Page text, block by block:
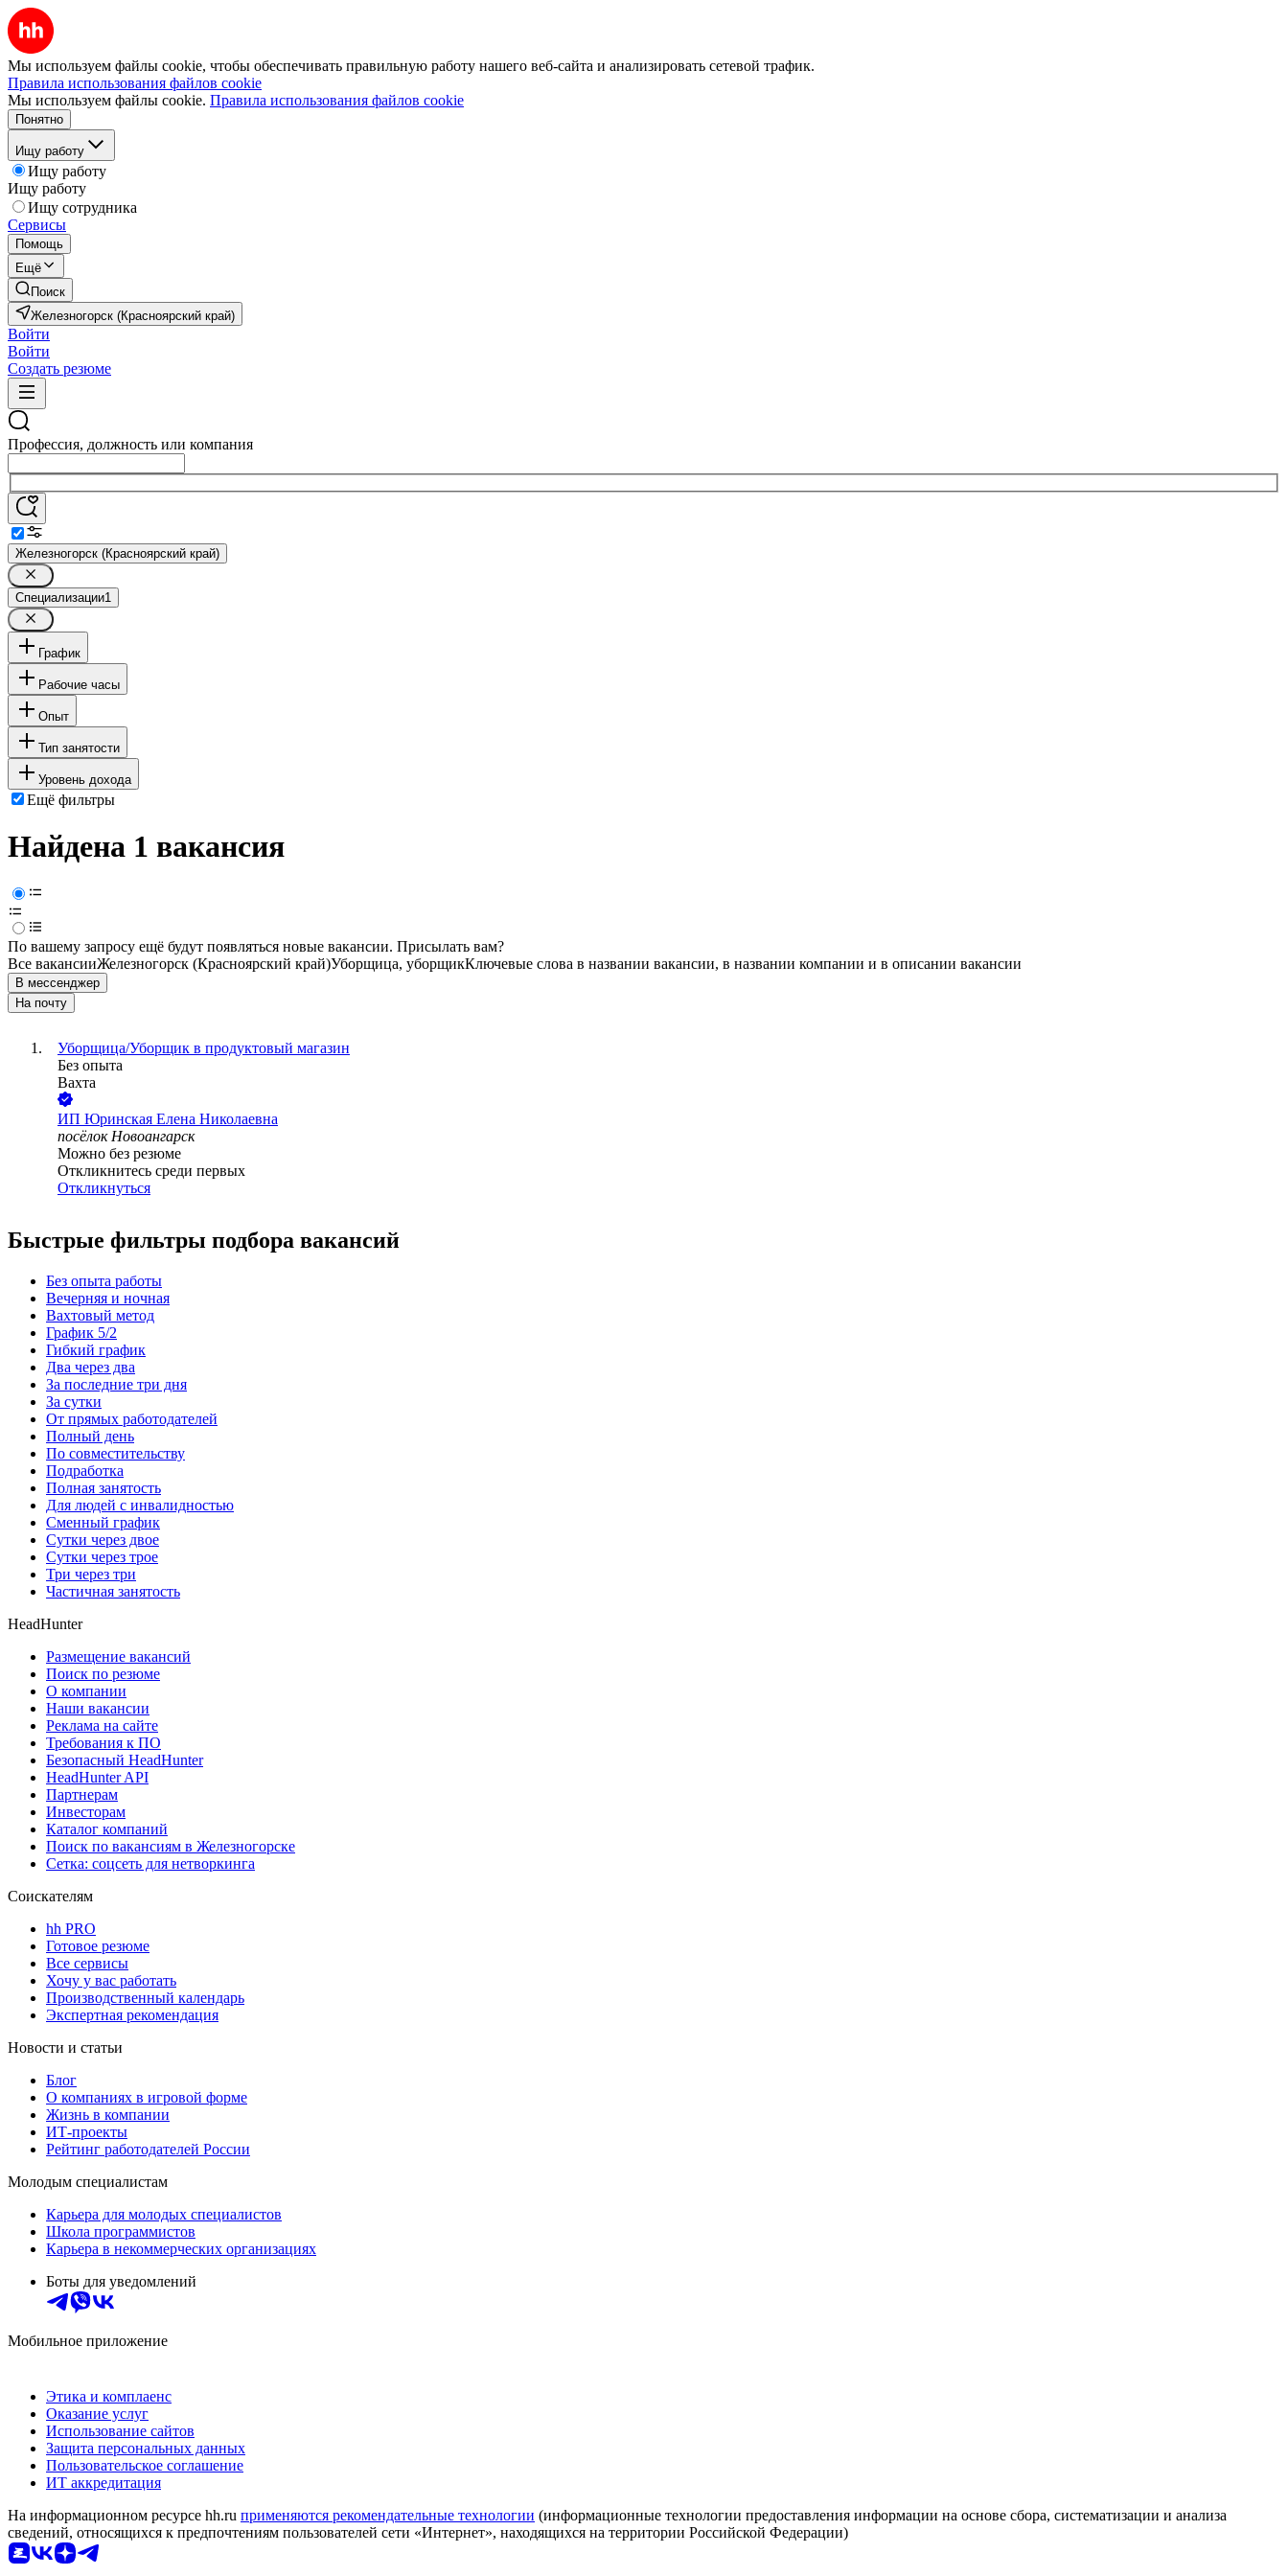
Мы используем файлы cookie, чтобы обеспечивать правильную работу нашего веб-сайта и анализировать сетевой трафик.
Правила использования файлов cookie
Мы используем файлы cookie. Правила использования файлов cookie
Понятно
Ищу работу
Ищу работу
Ищу работу
Ищу сотрудника
Сервисы
Помощь
Ещё
Поиск
Железногорск (Красноярский край)
Войти
Войти
Создать резюме
Профессия, должность или компания
Железногорск (Красноярский край)
Специализации1
График
Рабочие часы
Опыт
Тип занятости
Уровень дохода
Ещё фильтры
Найдена 1 вакансия
По вашему запросу ещё будут появляться новые вакансии. Присылать вам?
Все вакансииЖелезногорск (Красноярский край)Уборщица, уборщикКлючевые слова в названии вакансии, в названии компании и в описании вакансии
В мессенджер
На почту
Уборщица/Уборщик в продуктовый магазин
Без опыта
Вахта
ИП Юринская Елена Николаевна
посёлок Новоангарск
Можно без резюме
Откликнитесь среди первых
Откликнуться
Быстрые фильтры подбора вакансий
Без опыта работы
Вечерняя и ночная
Вахтовый метод
График 5/2
Гибкий график
Два через два
За последние три дня
За сутки
От прямых работодателей
Полный день
По совместительству
Подработка
Полная занятость
Для людей с инвалидностью
Сменный график
Сутки через двое
Сутки через трое
Три через три
Частичная занятость
HeadHunter
Размещение вакансий
Поиск по резюме
О компании
Наши вакансии
Реклама на сайте
Требования к ПО
Безопасный HeadHunter
HeadHunter API
Партнерам
Инвесторам
Каталог компаний
Поиск по вакансиям в Железногорске
Сетка: соцсеть для нетворкинга
Соискателям
hh PRO
Готовое резюме
Все сервисы
Хочу у вас работать
Производственный календарь
Экспертная рекомендация
Новости и статьи
Блог
О компаниях в игровой форме
Жизнь в компании
ИТ-проекты
Рейтинг работодателей России
Молодым специалистам
Карьера для молодых специалистов
Школа программистов
Карьера в некоммерческих организациях
Боты для уведомлений
Мобильное приложение
Этика и комплаенс
Оказание услуг
Использование сайтов
Защита персональных данных
Пользовательское соглашение
ИТ аккредитация
На информационном ресурсе hh.ru применяются рекомендательные технологии (информационные технологии предоставления информации на основе сбора, систематизации и анализа
сведений, относящихся к предпочтениям пользователей сети «Интернет», находящихся на территории Российской Федерации)